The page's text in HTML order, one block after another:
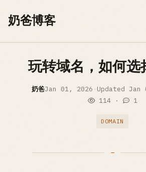
奶爸博客
玩转域名，如何选
奶爸Jan 01, 2026 · Updated Jan
114· 1
DOMAIN